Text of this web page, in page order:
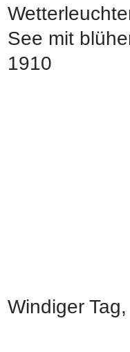
See mit
1910
Windiger